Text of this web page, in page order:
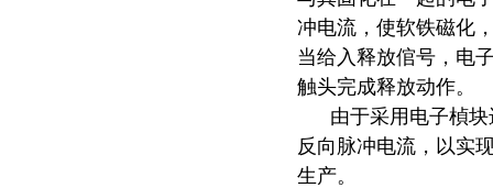
冲电流，使软铁磁化
当给入释放倌号，电
触头完成释放动作。
由于采用电子楨块
反向脉冲电流，以实
生产。